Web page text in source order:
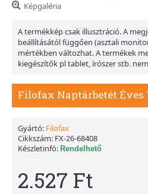
Képgaléria
A termékkép csak illusztráció. A
beállításától függően (asztali
mértékben változhat. A termékek
kiegészítők pl tablet, írószer stb.
Gyártó: Filofax
Cikkszám: FX-26-68408
Készletinfó: Rendelhető
2.527 Ft